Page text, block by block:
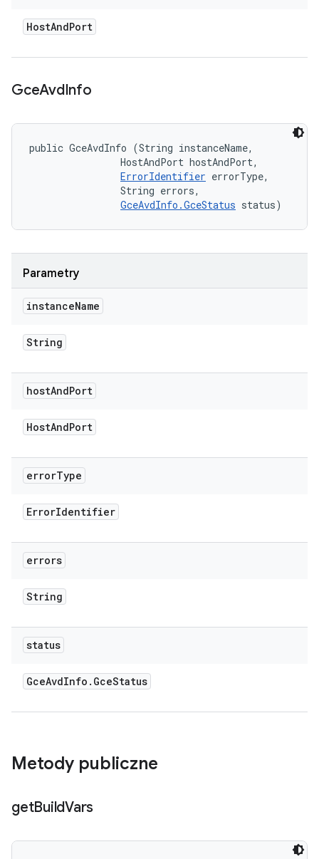
HostAndPort
GceAvdInfo
public GceAvdInfo (String instanceName,
                HostAndPort hostAndPort,
ErrorIdentifier errorType,
                String errors,
GceAvdInfo.GceStatus status)
Parametry
instanceName
String
hostAndPort
HostAndPort
errorType
ErrorIdentifier
errors
String
status
GceAvdInfo . GceStatus
Metody publiczne
getBuildVars